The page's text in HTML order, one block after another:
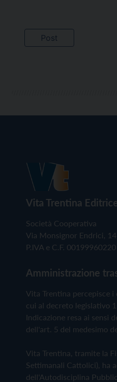
Vita Trentina
Società Cooperativa
Via Monsignor Endrici,
P.IVA e C.F. 00199960220
Amministrazione
Vita Trentina percepisce
cui al decreto legislativo
Indicazione resa ai sensi
dell'art. 5 del medesimo
Vita Trentina, tramite la
Settimanali Cattolici), ha
dell'Autodisciplina